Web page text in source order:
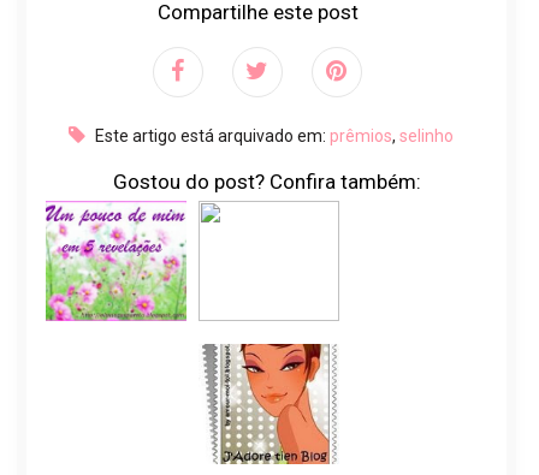
Compartilhe este post
Este artigo está arquivado em: prêmios, selinho
Gostou do post? Confira também: